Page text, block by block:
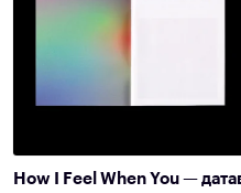
How I Feel When You —